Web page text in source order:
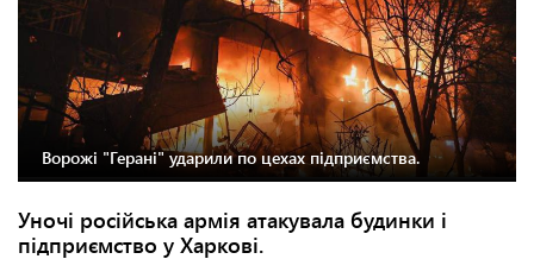
Ворожі "Герані" ударили по цехах підприємства.
Уночі російська армія атакувала будинки і
підприємство у Харкові.